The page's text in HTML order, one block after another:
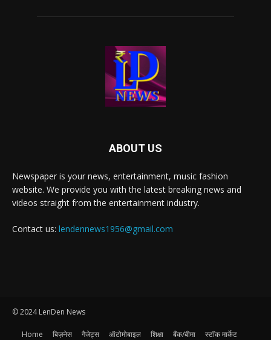
ABOUT US
Newspaper is your news, entertainment, music fashion
website. We provide you with the latest breaking news and
videos straight from the entertainment industry.
Contact us: lendennews1956@gmail.com
© 2024 LenDen News
Home बिज़नेस गैजेट्स ऑटोमोबाइल शिक्षा बैंक/बीमा स्टॉक मार्केट